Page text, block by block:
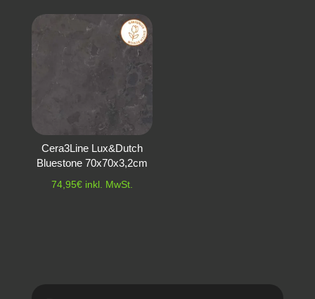
Cera3Line Lux&Dutch
Bluestone 70x70x3,2cm
74,95€ inkl. MwSt.